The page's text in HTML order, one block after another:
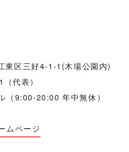
東区三好4-1-1(木場公園内)
代表）
（9:00-20:00 年中無休）
ムページ